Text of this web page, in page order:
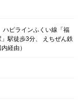
ハピラインふくい線「福
駅徒歩3分、 えちぜん鉄
経由）